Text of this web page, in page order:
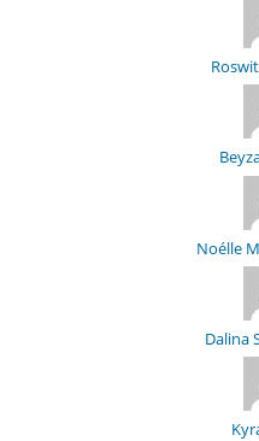
Noélle
Dalina